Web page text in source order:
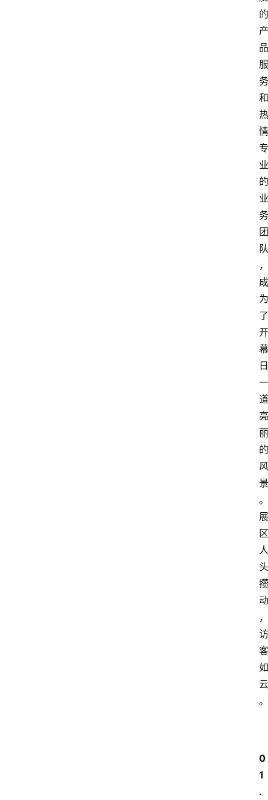
的
产
品
服
务
和
热
情
专
业
的
业
务
团
队
，
成
为
了
开
幕
日
一
道
亮
丽
的
风
景
。
展
区
人
头
攒
动
，
访
客
如
云
。
0
1
.